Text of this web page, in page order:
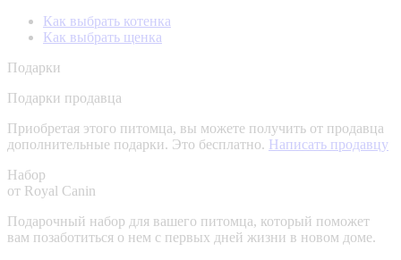
Как выбрать котенка
Как выбрать щенка
Подарки
Подарки продавца
Приобретая этого питомца, вы можете получить от продавца
дополнительные подарки. Это бесплатно. Написать продавцу
Набор
от Royal Canin
Подарочный набор для вашего питомца, который поможет
вам позаботиться о нем с первых дней жизни в новом доме.